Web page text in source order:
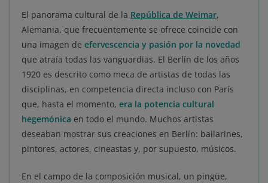
El panorama cultural de la República de Weimar,
Alemania, que frecuentemente se ofrece coincide con
una imagen de efervescencia y pasión por la novedad
que atraía todas las vanguardias. El Berlín de los años
1920 es descrito como meca de artistas de todas las
disciplinas, en competencia directa incluso con París
que, hasta el momento, era la potencia cultural
hegemónica en todo el mundo. Muchos artistas
deseaban mostrar sus creaciones en Berlín: bailarines,
pintores, actores, cineastas y, por supuesto, músicos.
En el campo de la composición musical, un pingüe,